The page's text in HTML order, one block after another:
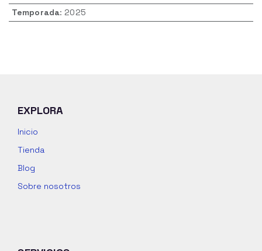
Temporada:2025
EXPLORA
Inicio
Tienda
Blog
Sobre nosotros